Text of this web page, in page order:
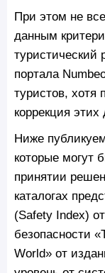
При этом не
данным
туристический
портала
туристов, хотя
коррекция
Ниже
которые могут
принятии
каталогах
(Safety Index)
безопасности
World» от